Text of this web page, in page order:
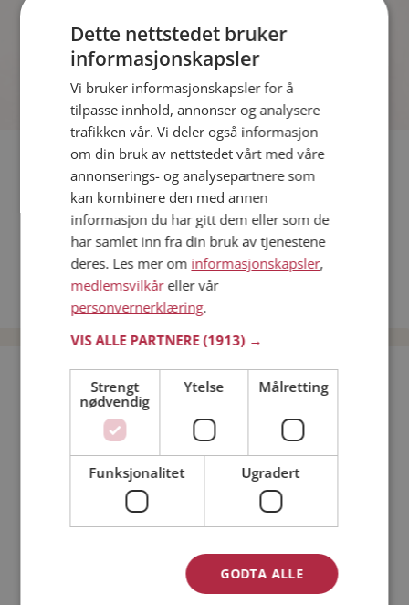
bli medlem.
Fler single
Flere singlemenn fra Kongsberg: Ruslanas
Bli medlem gratis!
Jeg er en: Mann Kvinne
Min alder:
Dette nettstedet bruker
informasjonskapsler
Vi bruker informasjonskapsler for å
tilpasse innhold, annonser og analysere
trafikken vår. Vi deler også informasjon
om din bruk av nettstedet vårt med våre
annonserings- og analysepartnere som
kan kombinere den med annen
informasjon du har gitt dem eller som de
har samlet inn fra din bruk av tjenestene
deres. Les mer om informasjonskapsler,
medlemsvilkåreller vår
personvernerklæring.
VIS ALLE PARTNERE(1913) →
Strengt
nødvendig
Ytelse Målretting
Funksjonalitet Ugradert
GODTA ALLE